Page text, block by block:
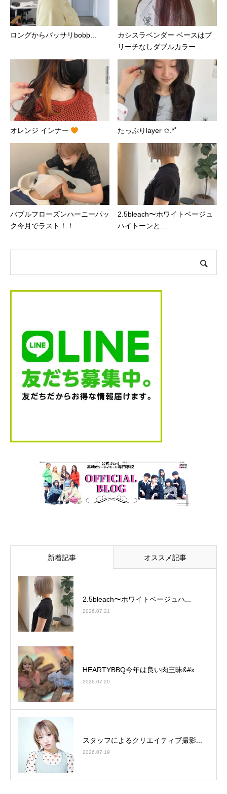
ロングからバッサリ️bobþ...
カシスラベンダー ベースはブ
リーチなしダブルカラー...
オレンジ インナー たっぷりlayer ✩.*˚⁡⁡
バブルフローズンハーニーパッ
ク今月でラスト！！
2.5bleach〜ホワイトベージュ⁡
ハイトーンと...
新着記事 オススメ記事
2.5bleach〜ホワイトベージュ⁡ハ...
2026.07.21
HEARTYBBQ今年は良い肉三昧&#x...
2026.07.20
スタッフによるクリエイティブ撮影...
2026.07.19